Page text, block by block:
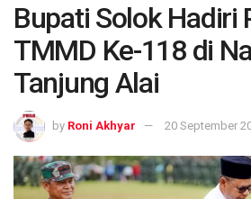
Bupati Solok Hadiri
TMMD Ke-118 di
Tanjung Alai
by Roni Akhyar 20 September